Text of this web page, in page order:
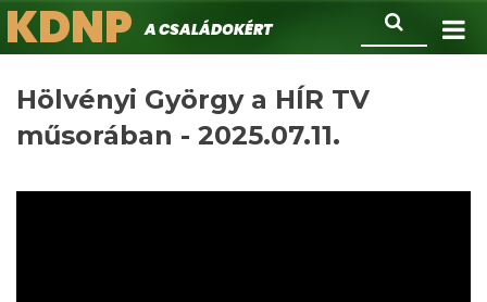
Ugrás
a
Keresés
KDNPA családokért.
Hölvényi György a HÍR TV
műsorában - 2025.07.11.